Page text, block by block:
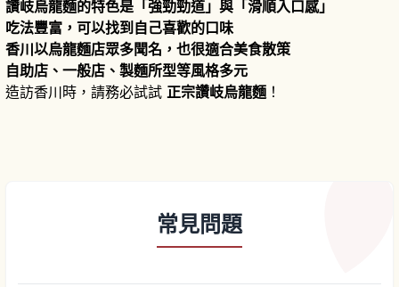
讚岐烏龍麵的特色是「強勁勁道」與「滑順入口感」
吃法豐富，可以找到自己喜歡的口味
香川以烏龍麵店眾多聞名，也很適合美食散策
自助店、一般店、製麵所型等風格多元
造訪香川時，請務必試試 正宗讚岐烏龍麵 ！
常見問題